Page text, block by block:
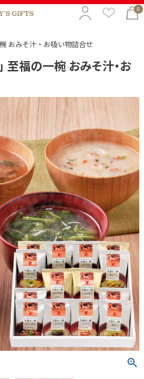
0
おみそ汁・お吸い物詰合せ
至福の一椀 おみそ汁・お